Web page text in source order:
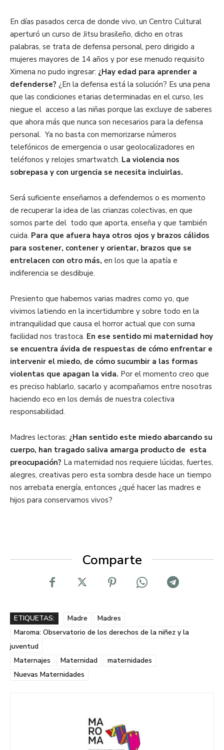
En días pasados cerca de donde vivo, un Centro Cultural
aperturó un curso de Jitsu brasileño, dicho en otras
palabras, se trata de defensa personal, pero dirigido a
mujeres mayores de 14 años y por ese menudo requisito
Ximena no pudo ingresar: ¿Hay edad para aprender a
defenderse? ¿En la defensa está la solución? Es una pena
que las condiciones etarias determinadas en el curso, les
niegue el acceso a las niñas porque las excluye de saberes
que ahora más que nunca son necesarios para la defensa
personal. Ya no basta con memorizarse números
telefónicos de emergencia o usar geolocalizadores en
teléfonos y relojes smartwatch. La violencia nos
sobrepasa y con urgencia se necesita incluirlas.
Será suficiente enseñarnos a defendernos o es momento
de recuperar la idea de las crianzas colectivas, en que
somos parte del todo que aporta, enseña y que también
cuida. Para que afuera haya otros ojos y brazos cálidos
para sostener, contener y orientar, brazos que se
entrelacen con otro más, en los que la apatía e
indiferencia se desdibuje.
Presiento que habemos varias madres como yo, que
vivimos latiendo en la incertidumbre y sobre todo en la
intranquilidad que causa el horror actual que con suma
facilidad nos trastoca. En ese sentido mi maternidad hoy
se encuentra ávida de respuestas de cómo enfrentar e
intervenir el miedo, de cómo sucumbir a las formas
violentas que apagan la vida. Por el momento creo que
es preciso hablarlo, sacarlo y acompañarnos entre nosotras
haciendo eco en los demás de nuestra colectiva
responsabilidad.
Madres lectoras: ¿Han sentido este miedo abarcando su
cuerpo, han tragado saliva amarga producto de esta
preocupación? La maternidad nos requiere lúcidas, fuertes,
alegres, creativas pero esta sombra desde hace un tiempo
nos arrebata energía, entonces ¿qué hacer las madres e
hijos para conservarnos vivos?
Comparte
ETIQUETAS: Madre
Madres
Maroma: Observatorio de los derechos de la niñez y la
juventud
Maternajes
Maternidad
maternidades
Nuevas Maternidades